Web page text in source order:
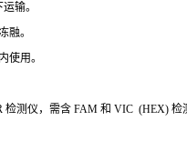
运输。
融。
使用。
检测仪，需含 FAM 和 VIC (HEX) 检